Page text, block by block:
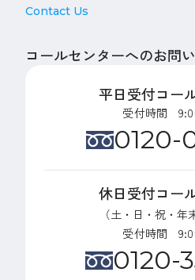
Contact Us
コールセンターへのお問
平日受付コー
受付時間
0120-
休日受付コー
（土・日・祝・年
受付時間
0120-